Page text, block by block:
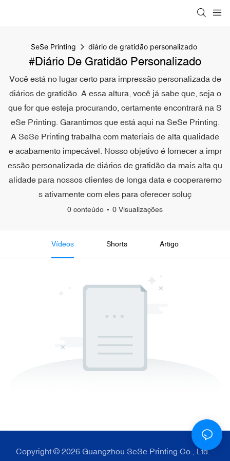
SeSe Printing diário de gratidão personalizado
#diário De Gratidão Personalizado
Você está no lugar certo para impressão personalizada de
diários de gratidão. A essa altura, você já sabe que, seja o
que for que esteja procurando, certamente encontrará na S
eSe Printing. Garantimos que está aqui na SeSe Printing.
A SeSe Printing trabalha com materiais de alta qualidade
e acabamento impecável. Nosso objetivo é fornecer a impr
essão personalizada de diários de gratidão da mais alta qu
alidade para nossos clientes de longa data e cooperaremo
s ativamente com eles para oferecer soluç
0 conteúdo 0 Visualizações
Vídeos Shorts Artigo
Copyright © 2026 Guangzhou SeSe Printing Co., Ltd. -